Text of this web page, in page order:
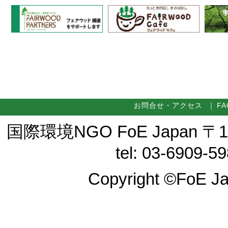
お問合せ・アクセス
国際環境NGO FoE Japan
tel: 03-6909-
Copyright ©FoE